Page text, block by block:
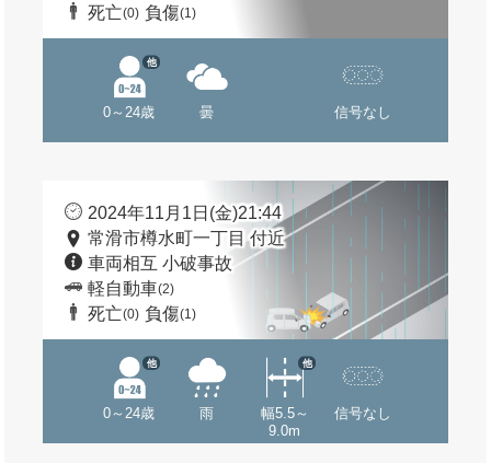
死亡(0) 負傷(1)
0～24歳
他
曇 信号なし
2024年11月1日(金)21:44
常滑市樽水町一丁目 付近
車両相互 小破事故
軽自動車(2)
死亡(0) 負傷(1)
0～24歳
他
雨
幅5.5～
9.0m
他
信号なし